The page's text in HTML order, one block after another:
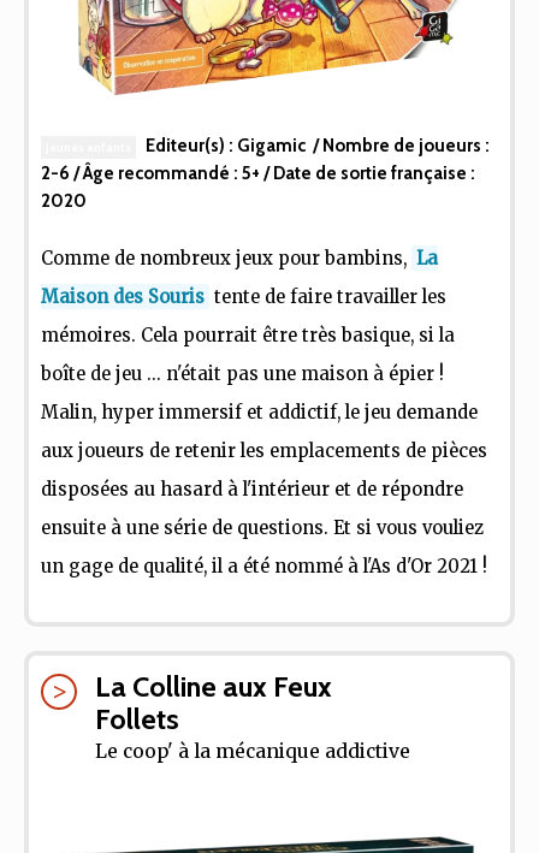
Editeur(s) : Gigamic / Nombre de joueurs :
2-6 / Âge recommandé : 5+ / Date de sortie française :
2020
Comme de nombreux jeux pour bambins, La
Maison des Souris tente de faire travailler les
mémoires. Cela pourrait être très basique, si la
boîte de jeu ... n'était pas une maison à épier !
Malin, hyper immersif et addictif, le jeu demande
aux joueurs de retenir les emplacements de pièces
disposées au hasard à l'intérieur et de répondre
ensuite à une série de questions. Et si vous vouliez
un gage de qualité, il a été nommé à l'As d'Or 2021 !
La Colline aux Feux
Follets
Le coop' à la mécanique addictive